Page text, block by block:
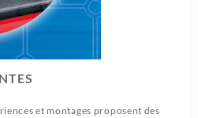
et montages proposent des